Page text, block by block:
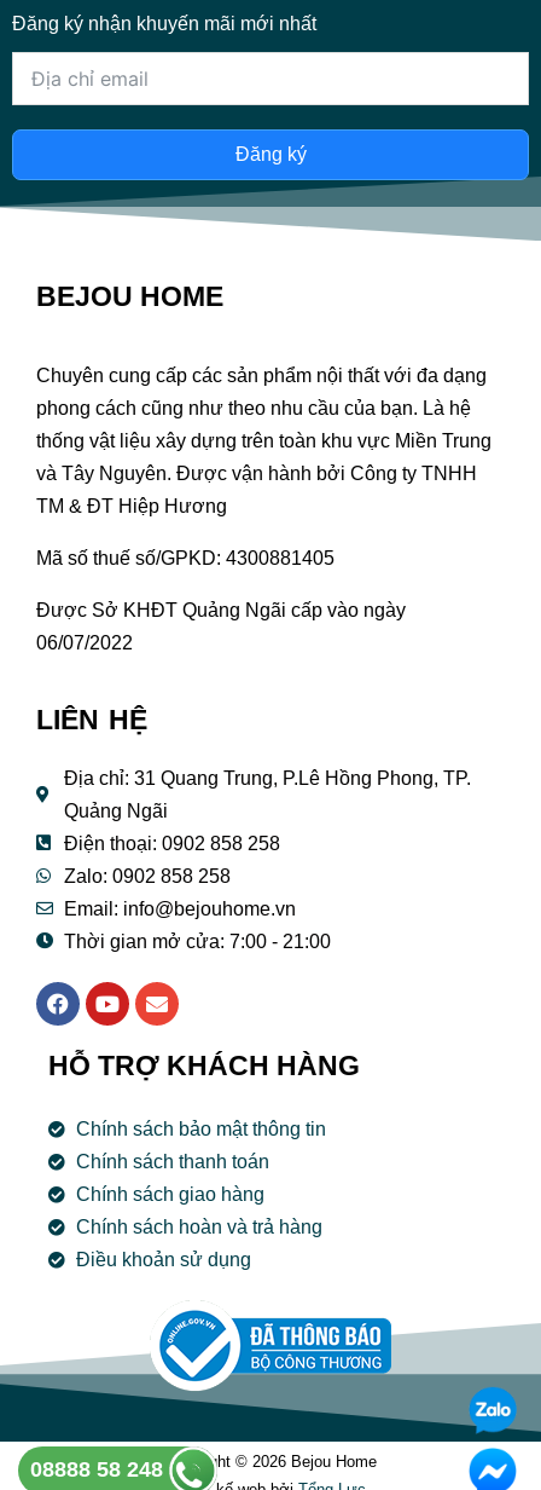
Đăng ký nhận khuyến mãi mới nhất
Đăng ký
BEJOU HOME
Chuyên cung cấp các sản phẩm nội thất với đa dạng
phong cách cũng như theo nhu cầu của bạn. Là hệ
thống vật liệu xây dựng trên toàn khu vực Miền Trung
và Tây Nguyên. Được vận hành bởi Công ty TNHH
TM & ĐT Hiệp Hương
Mã số thuế số/GPKD: 4300881405
Được Sở KHĐT Quảng Ngãi cấp vào ngày
06/07/2022
LIÊN HỆ
Địa chỉ: 31 Quang Trung, P.Lê Hồng Phong, TP.
Quảng Ngãi
Điện thoại: 0902 858 258
Zalo: 0902 858 258
Email: info@bejouhome.vn
Thời gian mở cửa: 7:00 - 21:00
F
a
e
b
o
k
Y
o
t
u
e
E
n
e
l
p
e
HỖ TRỢ KHÁCH HÀNG
Chính sách bảo mật thông tin
Chính sách thanh toán
Chính sách giao hàng
Chính sách hoàn và trả hàng
Điều khoản sử dụng
Copyright © 2026 Bejou Home
08888 58 248